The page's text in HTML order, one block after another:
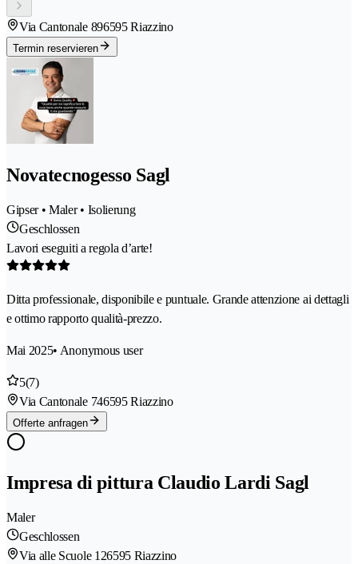
Via Cantonale 896595 Riazzino
Termin reservieren
Novatecnogesso Sagl
Gipser • Maler • Isolierung
Geschlossen
Lavori eseguiti a regola d’arte!
Ditta professionale, disponibile e puntuale. Grande attenzione ai dettagli
e ottimo rapporto qualità-prezzo.
Mai 2025• Anonymous user
5(7)
Via Cantonale 746595 Riazzino
Offerte anfragen
Impresa di pittura Claudio Lardi Sagl
Maler
Geschlossen
Via alle Scuole 126595 Riazzino